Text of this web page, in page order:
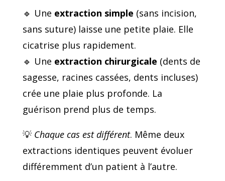
🔹 Une extraction simple (sans incision,
sans suture) laisse une petite plaie. Elle
cicatrise plus rapidement.
🔹 Une extraction chirurgicale (dents de
sagesse, racines cassées, dents incluses)
crée une plaie plus profonde. La
guérison prend plus de temps.
💡 Chaque cas est différent. Même deux
extractions identiques peuvent évoluer
différemment d’un patient à l’autre.